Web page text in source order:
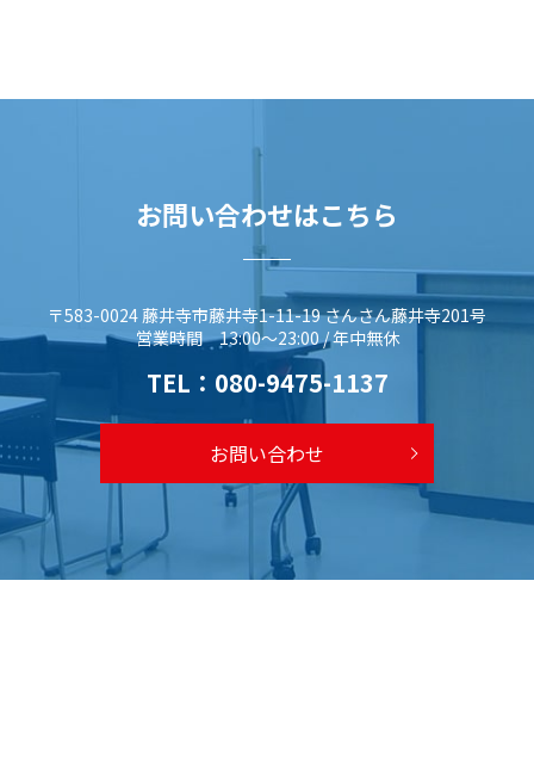
お問い合わせはこちら
〒583-0024 藤井寺市藤井寺1-11-19 さんさん藤井寺201号
営業時間 13:00～23:00 / 年中無休
TEL： 080-9475-1137
お問い合わせ